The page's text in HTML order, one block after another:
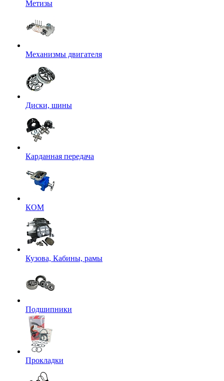
Метизы
Механизмы двигателя
Диски, шины
Карданная передача
КОМ
Кузова, Кабины, рамы
Подшипники
Прокладки